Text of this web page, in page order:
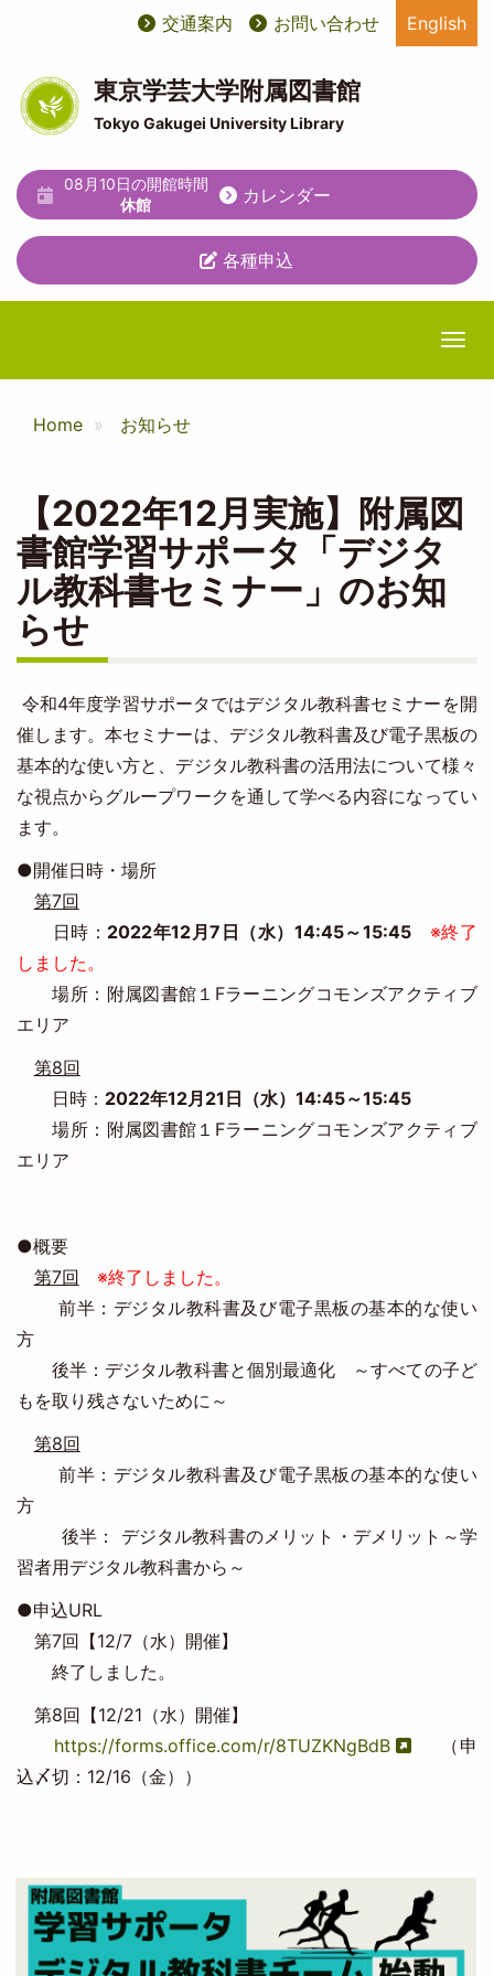
ツ
に
動
User
account
menu
ユ
ー
テ
ィ
リ
テ
ィ
メ
ュ
ー
交通案内 お問い合わせ English
東京学芸大学附属図書館
Tokyo Gakugei University Library
08月10日の開館時間
休館
カレンダー
各種申込
Home お知らせ
【2022年12月実施】附属図
書館学習サポータ「デジタ
ル教科書セミナー」のお知
らせ
令和4年度学習サポータではデジタル教科書セミナーを開
催します。本セミナーは、デジタル教科書及び電子黒板の
基本的な使い方と、デジタル教科書の活用法について様々
な視点からグループワークを通して学べる内容になってい
ます。
●開催日時・場所
第7回
日時： 2022年12月7日（水）14:45～15:45 ※終了
しました。
場所：附属図書館１Fラーニングコモンズアクティブ
エリア
第8回
日時： 2022年12月21日（水）14:45～15:45
場所：附属図書館１Fラーニングコモンズアクティブ
エリア
●概要
第7回
※終了しました。
前半：デジタル教科書及び電子黒板の基本的な使い
方
後半：デジタル教科書と個別最適化 ～すべての子ど
もを取り残さないために～
第8回
前半：デジタル教科書及び電子黒板の基本的な使い
方
後半： デジタル教科書のメリット・デメリット～学
習者用デジタル教科書から～
●申込URL
第7回【12/7（水）開催】
終了しました。
第8回【12/21（水）開催】
https://forms.office.com/r/8TUZKNgBdB
（申
込〆切：12/16（金））
Image